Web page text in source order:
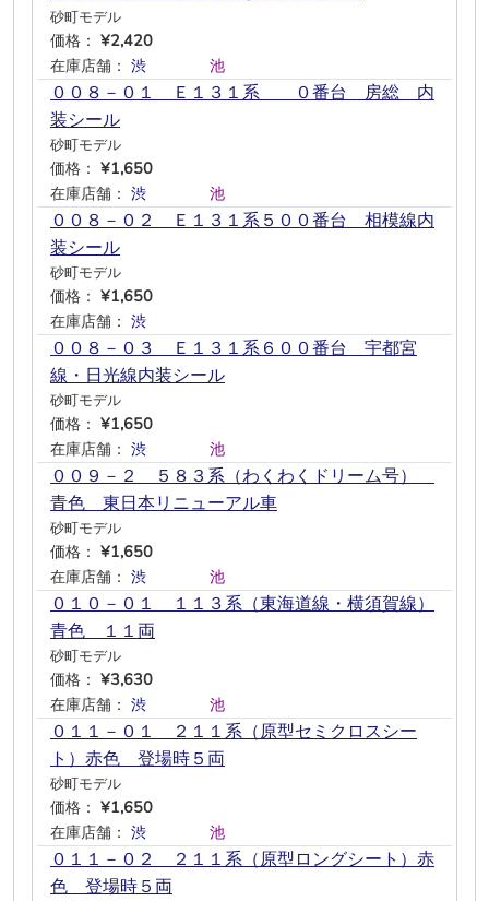
砂町モデル
価格： ¥2,420
在庫店舗： 渋 池
００８－０１ Ｅ１３１系 ０番台 房総 内
装シール
砂町モデル
価格： ¥1,650
在庫店舗： 渋 池
００８－０２ Ｅ１３１系５００番台 相模線内
装シール
砂町モデル
価格： ¥1,650
在庫店舗： 渋
００８－０３ Ｅ１３１系６００番台 宇都宮
線・日光線内装シール
砂町モデル
価格： ¥1,650
在庫店舗： 渋 池
００９－２ ５８３系（わくわくドリーム号）
青色 東日本リニューアル車
砂町モデル
価格： ¥1,650
在庫店舗： 渋 池
０１０－０１ １１３系（東海道線・横須賀線）
青色 １１両
砂町モデル
価格： ¥3,630
在庫店舗： 渋 池
０１１－０１ ２１１系（原型セミクロスシー
ト）赤色 登場時５両
砂町モデル
価格： ¥1,650
在庫店舗： 渋 池
０１１－０２ ２１１系（原型ロングシート）赤
色 登場時５両